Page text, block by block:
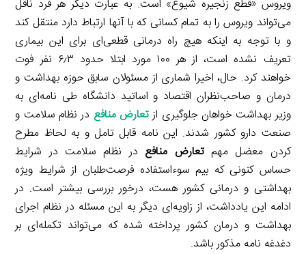
ویروس «قطع زنجیره شیوع» است. به عبارت دیگر هر فرد ناقل
می‌تواند ویروس را به تمام کسانی که با آنها ارتباط دارد منتقل کند
و با توجه به اینکه هیچ راه درمانی قطعی‌ای برای این بیماری
تعریف نشده است، از هر ۱۰۰ مورد ابتلا حدود ۶٫۳ نفر فوت
خواهند کرد. حال، اخیرا شماری از مسئولان سابق حوزه بهداشت و
درمان و صاحب‌نظران اقتصاد و اساتید دانشگاه طی نامه‌ای به
وزیر بهداشت خواهان جلوگیری ازتعارض منافع در نظام سلامت و
صنعت دارو کشور شدند. این نامه قابل تامل و به لحاظ مطرح
کردن معضل مهمتعارض منافعدر نظام سلامت در شرایط
حساس کنونی که بیم سوءاستفاده فرصت‌طلبان از شرایط ویژه
بهداشتی و درمانی کشور هست، درخور بررسی بیشتر است. در
ادامه این یادداشت، از زاویه‌ای دیگر به این مسئله در نظام اجرای
بهداشت و درمان کشور پرداخته شده که می‌تواند تکمله‌ای بر
دغدغه نامه مذکور باشد.